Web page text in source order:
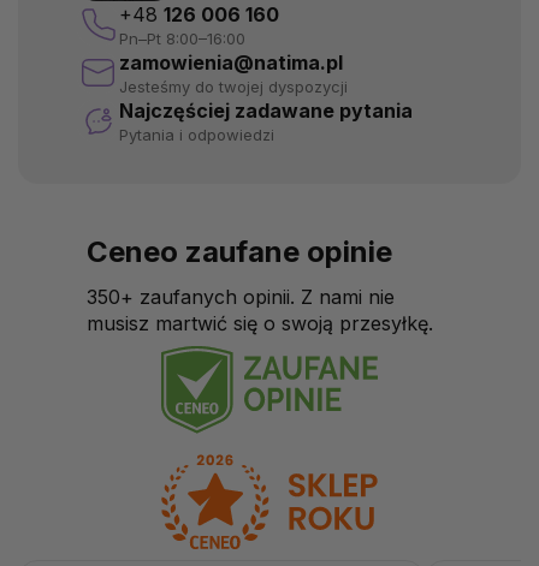
+48 126 006 160
Pn–Pt 8:00–16:00
zamowienia@natima.pl
Jesteśmy do twojej dyspozycji
Najczęściej zadawane pytania
Pytania i odpowiedzi
Ceneo zaufane opinie
350+ zaufanych opinii. Z nami nie
musisz martwić się o swoją przesyłkę.